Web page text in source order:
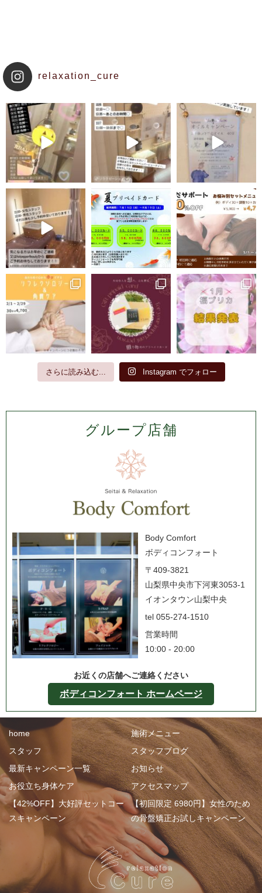
relaxation_cure
さらに読み込む... Instagram でフォロー
グループ店舗
Body Comfort
ボディコンフォート
〒409-3821
山梨県中央市下河東3053-1
イオンタウン山梨中央
tel 055-274-1510
営業時間
10:00 - 20:00
お近くの店舗へご連絡ください
ボディコンフォート ホームページ
home
施術メニュー
スタッフ
スタッフブログ
最新キャンペーン一覧
お知らせ
お役立ち身体ケア
アクセスマップ
【42%OFF】大好評セットコー
スキャンペーン
【初回限定 6980円】女性のため
の骨盤矯正お試しキャンペーン